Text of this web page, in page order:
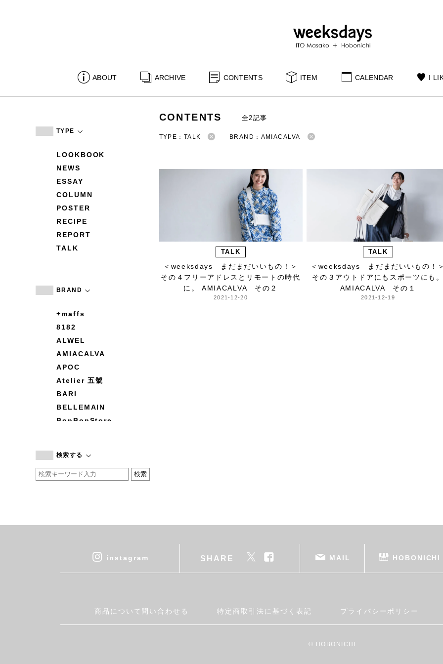
ABOUT ARCHIVE CONTENTS ITEM CALENDAR I
TYPE
LOOKBOOK
NEWS
ESSAY
COLUMN
POSTER
RECIPE
REPORT
TALK
BRAND
+maffs
8182
ALWEL
AMIACALVA
APOC
Atelier 五號
BARI
BELLEMAIN
BonBonStore
by basics
CATWORTH
cohan
DEAN & DELUCA
Fatima Morocco
検索する
CONTENTS 全2記事
TYPE：TALK BRAND：AMIACALVA
TALK
＜weeksdays まだまだいいもの！＞
その４フリーアドレスとリモートの時代
に。 AMIACALVA その２
2021-12-20
TALK
＜weeksdays まだまだいいもの！
その３アウトドアにもスポーツにも
AMIACALVA その１
2021-12-19
instagram SHARE MAIL HOBONICHI
商品について問い合わせる 特定商取引法に基づく表記 プライバシーポリシー
© HOBONICHI